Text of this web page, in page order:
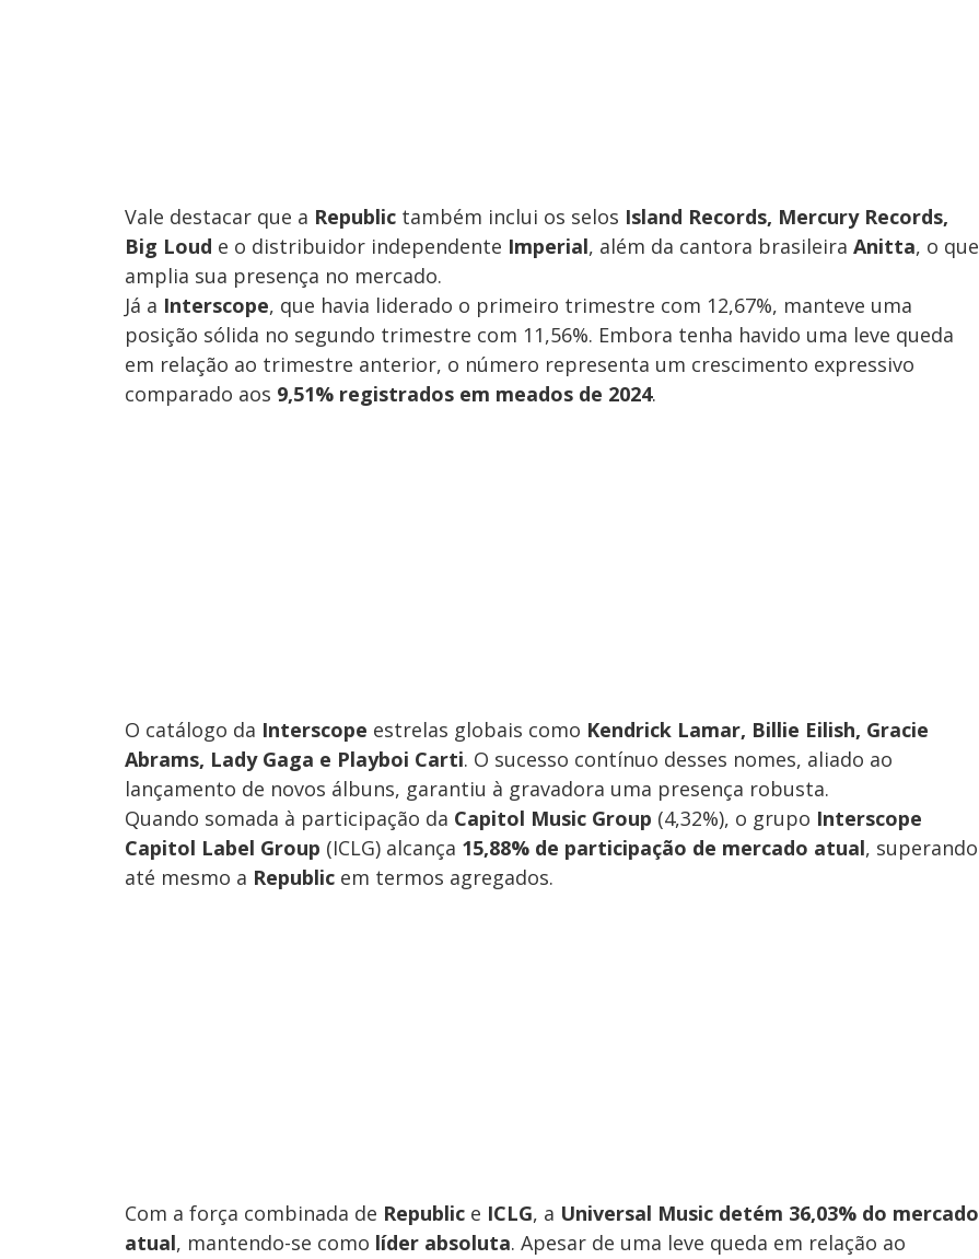
Vale destacar que a Republic também inclui os selos Island Records, Mercury Records,
Big Loud e o distribuidor independente Imperial, além da cantora brasileira Anitta, o que
amplia sua presença no mercado.
Já a Interscope, que havia liderado o primeiro trimestre com 12,67%, manteve uma
posição sólida no segundo trimestre com 11,56%. Embora tenha havido uma leve queda
em relação ao trimestre anterior, o número representa um crescimento expressivo
comparado aos 9,51% registrados em meados de 2024.
O catálogo da Interscope estrelas globais como Kendrick Lamar, Billie Eilish, Gracie
Abrams, Lady Gaga e Playboi Carti. O sucesso contínuo desses nomes, aliado ao
lançamento de novos álbuns, garantiu à gravadora uma presença robusta.
Quando somada à participação da Capitol Music Group (4,32%), o grupo Interscope
Capitol Label Group (ICLG) alcança 15,88% de participação de mercado atual, superando
até mesmo a Republic em termos agregados.
Com a força combinada de Republic e ICLG, a Universal Music detém 36,03% do mercado
atual, mantendo-se como líder absoluta. Apesar de uma leve queda em relação ao